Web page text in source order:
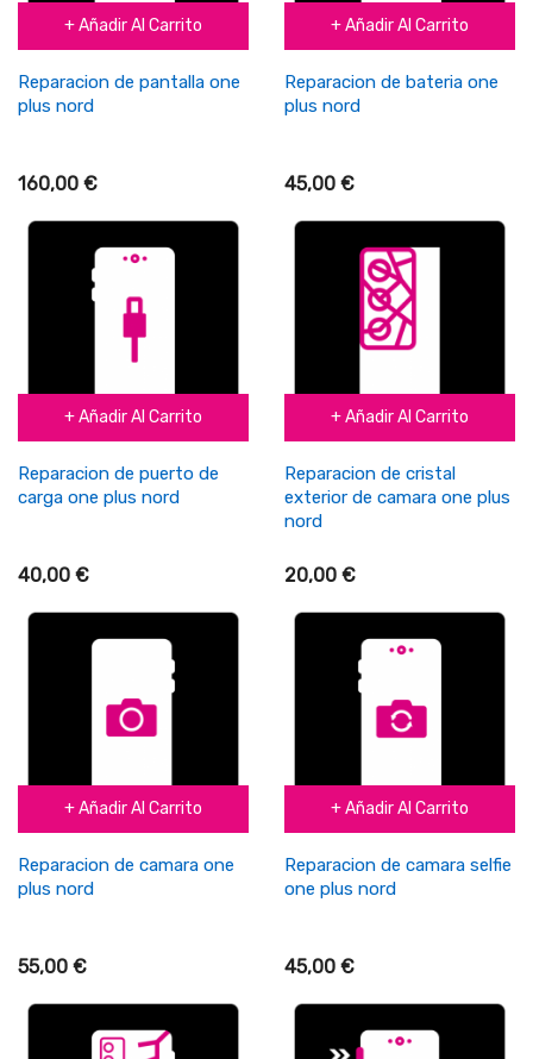
+ Añadir Al Carrito
Reparacion de pantalla one
plus nord
160,00 €
+ Añadir Al Carrito
Reparacion de bateria one
plus nord
45,00 €
+ Añadir Al Carrito
Reparacion de puerto de
carga one plus nord
40,00 €
+ Añadir Al Carrito
Reparacion de cristal
exterior de camara one plus
nord
20,00 €
+ Añadir Al Carrito
Reparacion de camara one
plus nord
55,00 €
+ Añadir Al Carrito
Reparacion de camara selfie
one plus nord
45,00 €